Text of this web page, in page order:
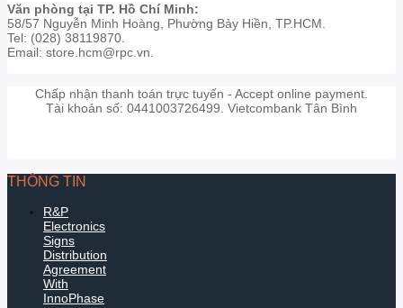
Văn phòng tại TP. Hồ Chí Minh:
58/57 Nguyễn Minh Hoàng, Phường Bảy Hiền, TP.HCM.
Tel: (028) 38119870.
Email: store.hcm@rpc.vn.
Chấp nhận thanh toán trực tuyến - Accept online payment.
Tài khoản số: 0441003726499. Vietcombank Tân Bình
THÔNG TIN
R&P
Electronics
Signs
Distribution
Agreement
With
InnoPhase